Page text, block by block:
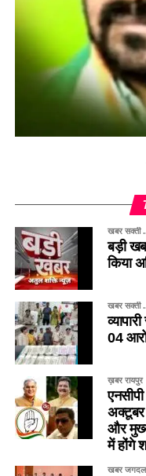
खबर सक्ती
बड़ी
किया
खबर सक्ती
04
ख़बर रायपुर
अक्टूबर
और
में होंगे
खबर